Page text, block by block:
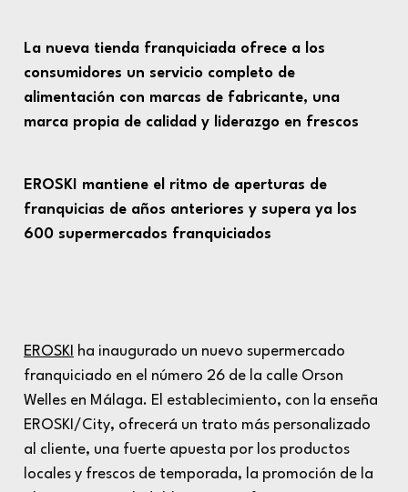
La nueva tienda franquiciada ofrece a los
consumidores un servicio completo de
alimentación con marcas de fabricante, una
marca propia de calidad y liderazgo en frescos
EROSKI mantiene el ritmo de aperturas de
franquicias de años anteriores y supera ya los
600 supermercados franquiciados
EROSKI ha inaugurado un nuevo supermercado
franquiciado en el número 26 de la calle Orson
Welles en Málaga. El establecimiento, con la enseña
EROSKI/City, ofrecerá un trato más personalizado
al cliente, una fuerte apuesta por los productos
locales y frescos de temporada, la promoción de la